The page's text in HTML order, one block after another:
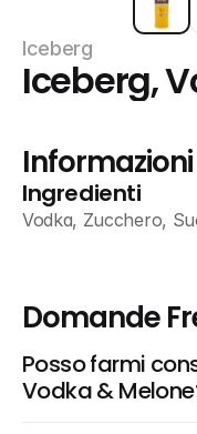
Iceberg
Iceberg,
Informazioni
Ingredienti
Vodka, Zucchero,
Domande
Posso farmi
Vodka &